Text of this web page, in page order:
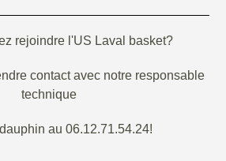
rejoindre l'US Laval basket?
contact avec notre responsable
technique
au 06.12.71.54.24!